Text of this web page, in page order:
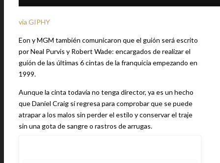
via GIPHY
Eon y MGM también comunicaron que el guión será escrito
por Neal Purvis y Robert Wade: encargados de realizar el
guión de las últimas 6 cintas de la franquicia empezando en
1999.
Aunque la cinta todavía no tenga director, ya es un hecho
que Daniel Craig sí regresa para comprobar que se puede
atrapar a los malos sin perder el estilo y conservar el traje
sin una gota de sangre o rastros de arrugas.